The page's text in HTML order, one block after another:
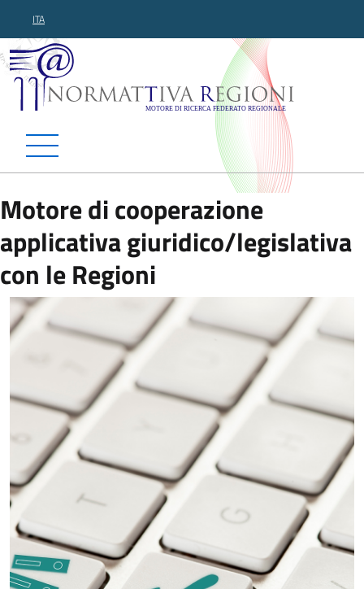
ITA
Normattiva Regioni -
Motore di cooperazione
applicativa giuridico/legislativa
con le Regioni